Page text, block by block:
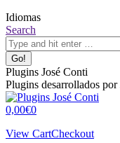
Idiomas
X
page
opens
in
new
window
Github
page
opens
in
new
window
Search:
Search
Plugins José Conti
Plugins desarrollados
0,00€0
View CartCheckout